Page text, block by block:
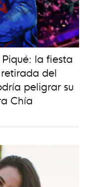
la fiesta
del
peligrar su
Chía